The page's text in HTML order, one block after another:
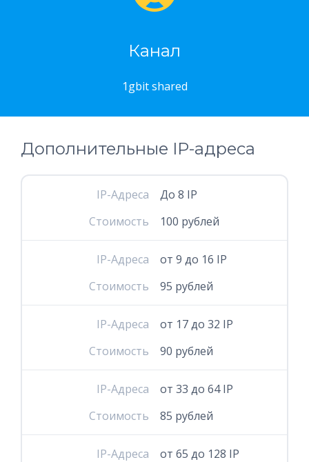
Канал
1gbit shared
Дополнительные IP-адреса
IP-Адреса
До 8 IP
Стоимость
100 рублей
IP-Адреса
от 9 до 16 IP
Стоимость
95 рублей
IP-Адреса
от 17 до 32 IP
Стоимость
90 рублей
IP-Адреса
от 33 до 64 IP
Стоимость
85 рублей
IP-Адреса
от 65 до 128 IP